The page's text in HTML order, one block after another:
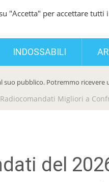
INDOSSABILI
suo pubblico. Potremmo
Migliori a
del
"Accetta" per accettare tutti